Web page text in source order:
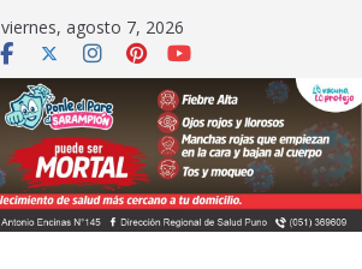
viernes, agosto 7, 2026